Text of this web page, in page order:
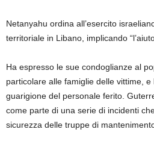
Netanyahu ordina all’esercito
territoriale in Libano, implicando
Ha espresso le sue condoglianze al
particolare alle famiglie delle vittime,
guarigione del personale ferito.
come parte di una serie di incidenti
sicurezza delle truppe di